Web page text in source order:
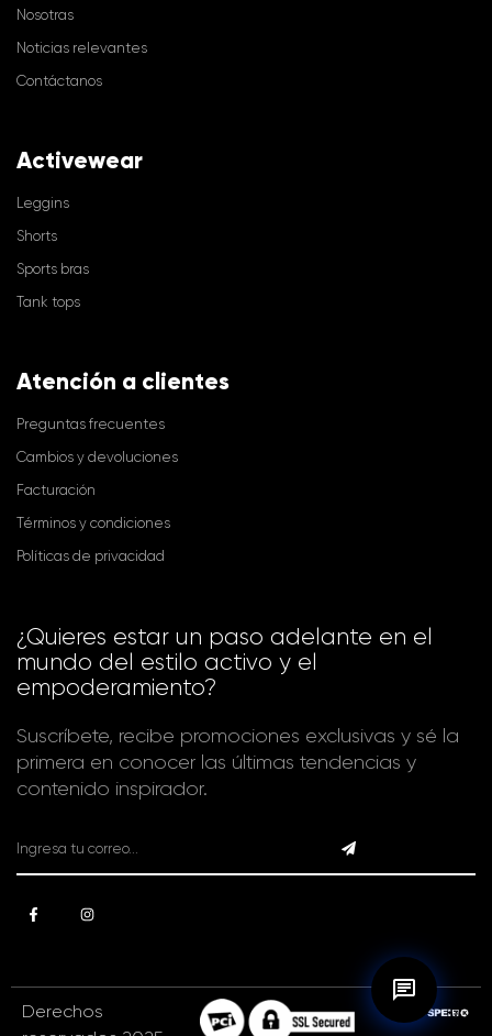
Nosotras
Noticias relevantes
Contáctanos
Activewear
Leggins
Shorts
Sports bras
Tank tops
Atención a clientes
Preguntas frecuentes
Cambios y devoluciones
Facturación
Términos y condiciones
Políticas de privacidad
¿Quieres estar un paso adelante en el
mundo del estilo activo y el
empoderamiento?
Suscríbete, recibe promociones exclusivas y sé la
primera en conocer las últimas tendencias y
contenido inspirador.
Derechos